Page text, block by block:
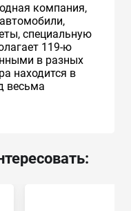
компания,
специальную
119-ю
в разных
находится в
весьма